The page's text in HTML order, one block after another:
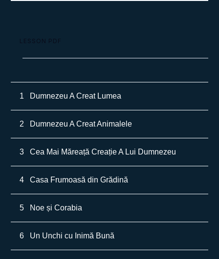
LESSON PDF
1 Dumnezeu A Creat Lumea
2 Dumnezeu A Creat Animalele
3 Cea Mai Măreață Creație A Lui Dumnezeu
4 Casa Frumoasă din Grădină
5 Noe și Corabia
6 Un Unchi cu Inimă Bună